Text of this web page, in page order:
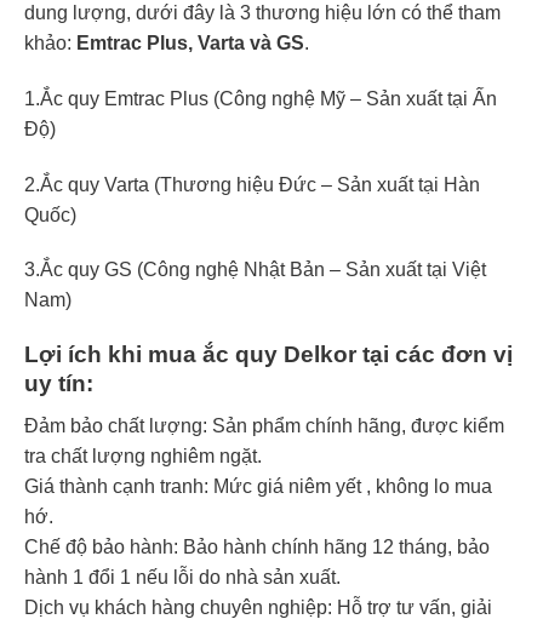
dung lượng, dưới đây là 3 thương hiệu lớn có thể tham
khảo: Emtrac Plus, Varta và GS.
1.Ắc quy Emtrac Plus (Công nghệ Mỹ – Sản xuất tại Ấn
Độ)
2.Ắc quy Varta (Thương hiệu Đức – Sản xuất tại Hàn
Quốc)
3.Ắc quy GS (Công nghệ Nhật Bản – Sản xuất tại Việt
Nam)
Lợi ích khi mua ắc quy Delkor tại các đơn vị
uy tín:
Đảm bảo chất lượng: Sản phẩm chính hãng, được kiểm
tra chất lượng nghiêm ngặt.
Giá thành cạnh tranh: Mức giá niêm yết , không lo mua
hớ.
Chế độ bảo hành: Bảo hành chính hãng 12 tháng, bảo
hành 1 đổi 1 nếu lỗi do nhà sản xuất.
Dịch vụ khách hàng chuyên nghiệp: Hỗ trợ tư vấn, giải